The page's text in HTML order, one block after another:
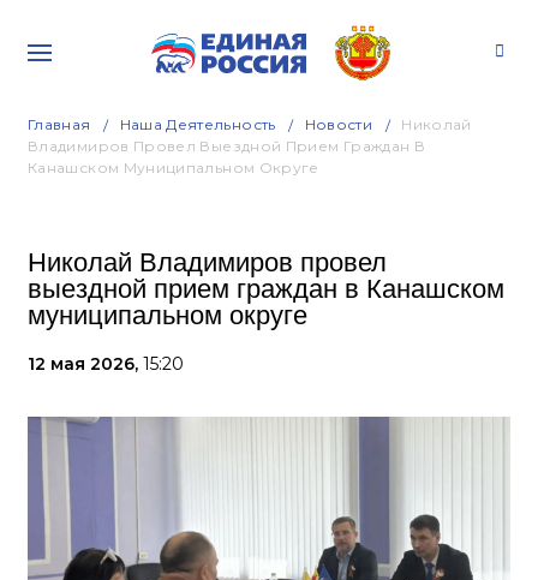
Главная Наша Деятельность Новости
Николай
Владимиров Провел Выездной Прием Граждан В
Канашском Муниципальном Округе
Николай Владимиров провел
выездной прием граждан в Канашском
муниципальном округе
12 мая 2026, 15:20